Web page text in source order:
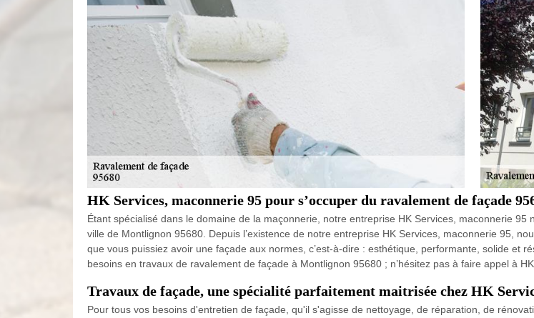
HK Services, maconnerie 95 pour s’occuper du ravalement de façade
Étant spécialisé dans le domaine de la maçonnerie, notre entreprise HK Services, maconnerie
ville de Montlignon 95680. Depuis l’existence de notre entreprise HK Services, maconnerie 95,
que vous puissiez avoir une façade aux normes, c’est-à-dire : esthétique, performante, solide et
besoins en travaux de ravalement de façade à Montlignon 95680 ; n’hésitez pas à faire appel à
Travaux de façade, une spécialité parfaitement maitrisée chez HK
Pour tous vos besoins d'entretien de façade, qu'il s'agisse de nettoyage, de réparation, de